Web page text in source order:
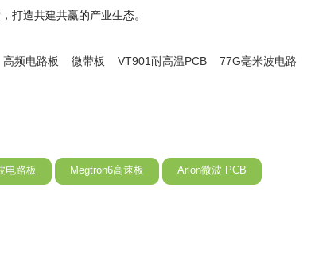
打造共建共赢的产业生态。
高频电路板 微带板 VT901耐高温PCB
77G毫米波电路
电路板 Megtron6高速板 Arlon微波 PCB